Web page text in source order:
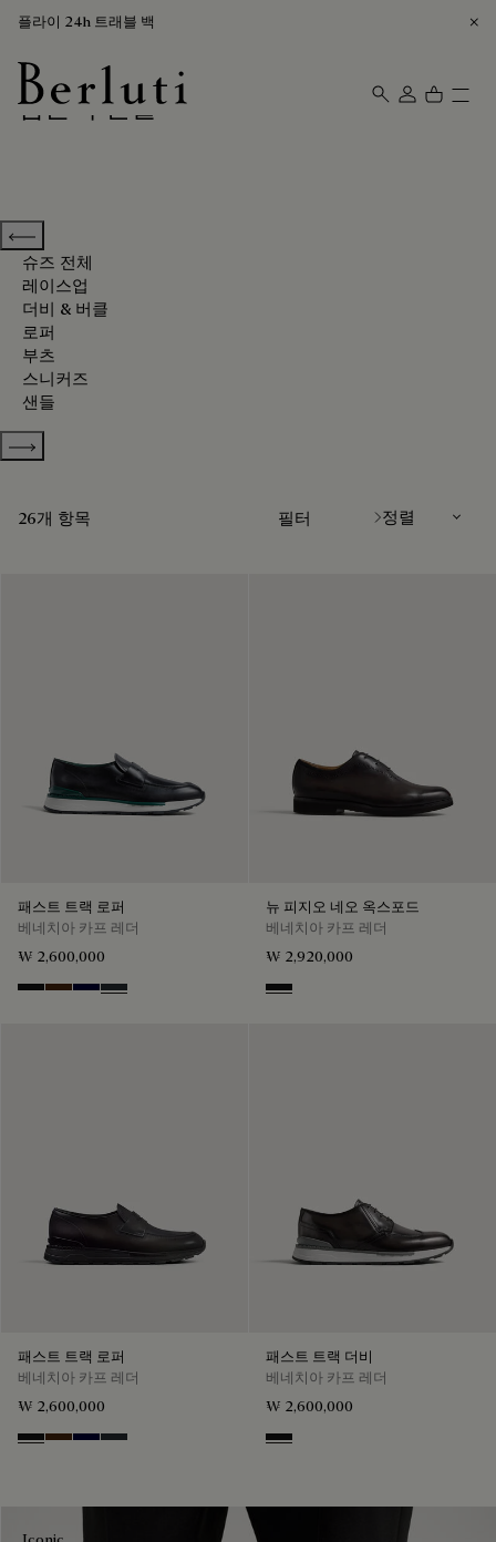
플라이 24h 트래블 백
Berluti homepage
검은색 신발
Previous categories
슈즈 전체
레이스업
더비 & 버클
로퍼
부츠
스니커즈
샌들
Show more categories
26개 항목 필터
패스트 트랙 로퍼
베네치아 카프 레더
₩ 2,600,000
Nero Grigio
Marrone Intenso
Nero BluNero Fume
뉴 피지오 네오 옥스포드
베네치아 카프 레더
₩ 2,920,000
Nero Grigio
패스트 트랙 로퍼
베네치아 카프 레더
₩ 2,600,000
Nero Grigio
Marrone Intenso
Nero BluNero Fume
패스트 트랙 더비
베네치아 카프 레더
₩ 2,600,000
Nero Grigio
Iconic